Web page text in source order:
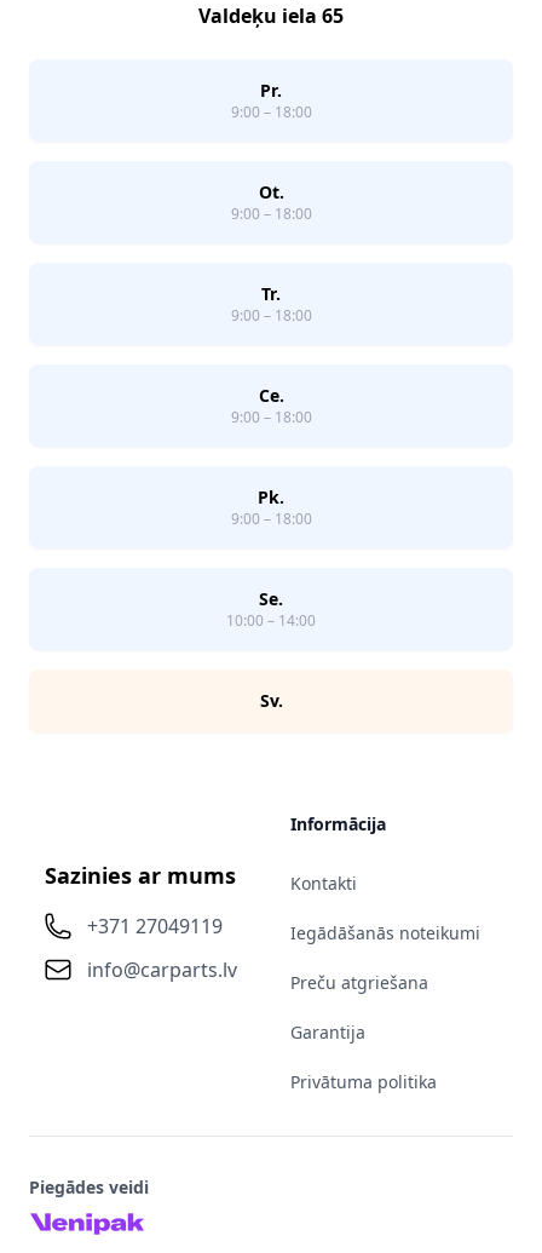
Valdeķu iela 65
Pr.
9:00 – 18:00
Ot.
9:00 – 18:00
Tr.
9:00 – 18:00
Ce.
9:00 – 18:00
Pk.
9:00 – 18:00
Se.
10:00 – 14:00
Sv.
Sazinies ar mums
+371 27049119
info@carparts.lv
Informācija
Kontakti
Iegādāšanās noteikumi
Preču atgriešana
Garantija
Privātuma politika
Piegādes veidi